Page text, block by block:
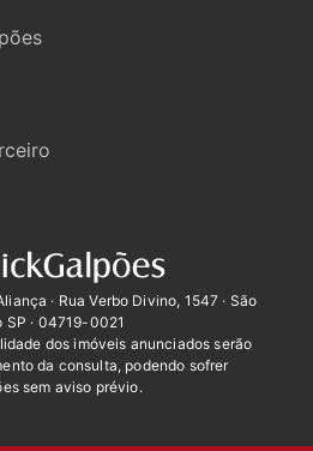
· Rua Verbo Divino, 1547 · São
SP · 04719-0021
dos imóveis anunciados serão
da consulta, podendo sofrer
sem aviso prévio.